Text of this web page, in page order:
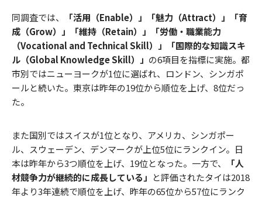
同調査では、
「活用（Enable）」「魅力（Attract）」「育
成（Grow）」「維持（Retain）」「労働・職業能力
（Vocational and Technical Skill）」「国際的な知識スキ
ル（Global Knowledge Skill）」 の6項目を指標に実施。都
市別ではニューヨークが1位に選ばれ、ロンドン、シンガポ
ールと続いた。東京は昨年の19位から順位を上げ、8位だっ
た。
また国別ではスイスが1位となり、アメリカ、シンガポー
ル、スウェーデン、デンマークが上位5位にランクイン。日
本は昨年から3つ順位を上げ、19位となった。一方で、
「人
材競争力が継続的に成長している」 と評価されたタイは2018
年より3年連続で順位を上げ、昨年の65位から57位にランク